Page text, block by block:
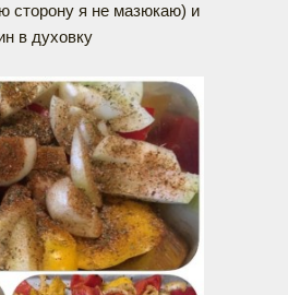
сторону я не мазюкаю) и
в духовку